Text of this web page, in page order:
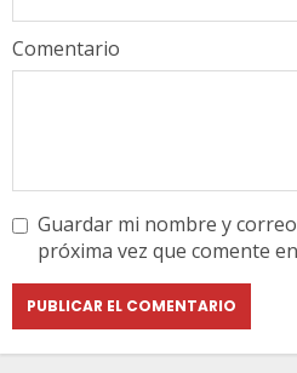
Comentario
Guardar mi nombre y
próxima vez que comente